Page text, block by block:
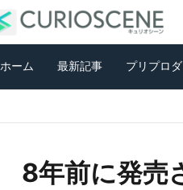
ホーム 最新記事 プリプロ
8年前に発売